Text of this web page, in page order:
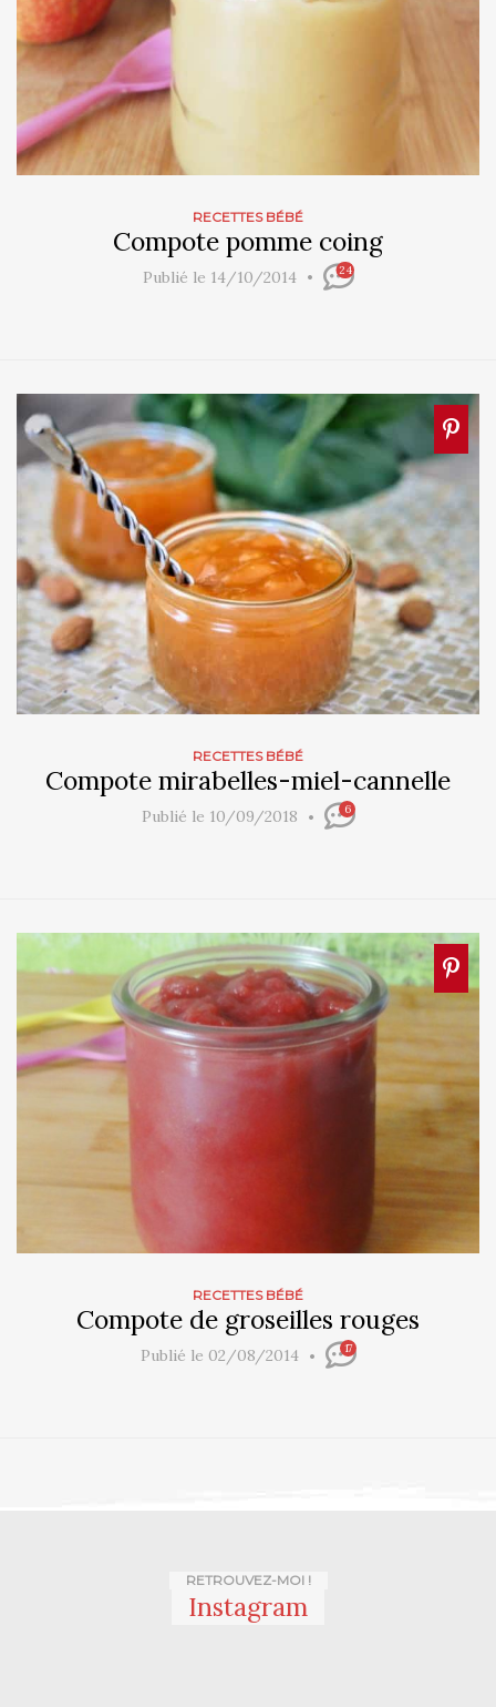
RECETTES BÉBÉ
Compote pomme coing
Publié le 14/10/2014 24
RECETTES BÉBÉ
Compote mirabelles-miel-cannelle
Publié le 10/09/2018 6
RECETTES BÉBÉ
Compote de groseilles rouges
Publié le 02/08/2014 17
RETROUVEZ-MOI !
Instagram